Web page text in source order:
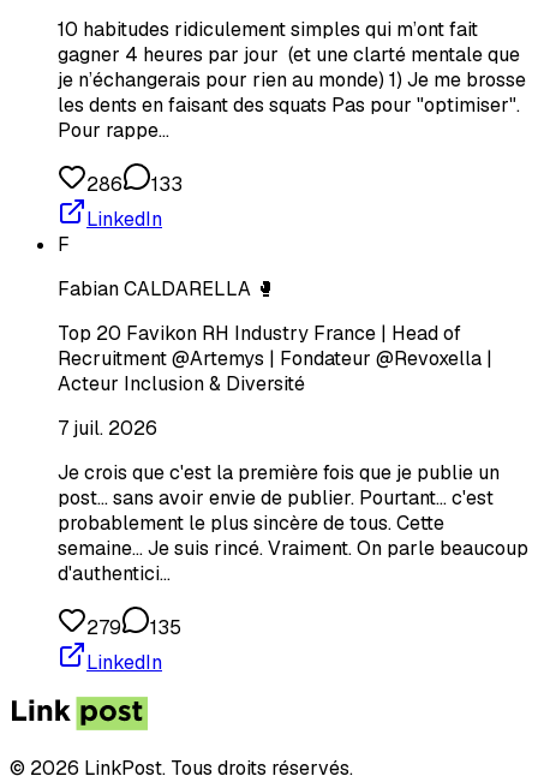
10 habitudes ridiculement simples qui m’ont fait
gagner 4 heures par jour (et une clarté mentale que
je n’échangerais pour rien au monde) 1) Je me brosse
les dents en faisant des squats Pas pour "optimiser".
Pour rappe…
286
133
LinkedIn
F
Fabian CALDARELLA 🥊
Top 20 Favikon RH Industry France | Head of
Recruitment @Artemys | Fondateur @Revoxella |
Acteur Inclusion & Diversité
7 juil. 2026
Je crois que c'est la première fois que je publie un
post... sans avoir envie de publier. Pourtant... c'est
probablement le plus sincère de tous. Cette
semaine... Je suis rincé. Vraiment. On parle beaucoup
d'authentici…
279
135
LinkedIn
© 2026 LinkPost. Tous droits réservés.